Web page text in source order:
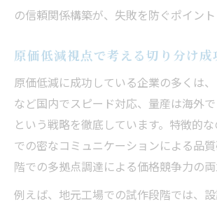
の信頼関係構築が、失敗を防ぐポイント
原価低減視点で考える切り分け成
原価低減に成功している企業の多くは
など国内でスピード対応、量産は海外で
という戦略を徹底しています。特徴的
での密なコミュニケーションによる品
階での多拠点調達による価格競争力の両
例えば、地元工場での試作段階では、